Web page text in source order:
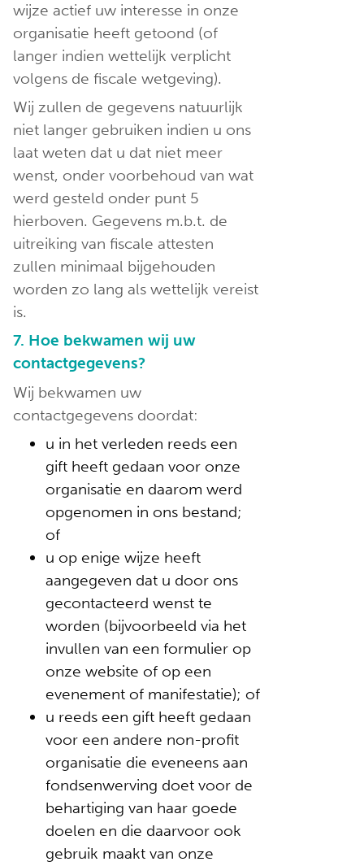
wijze actief uw interesse in onze
organisatie heeft getoond (of
langer indien wettelijk verplicht
volgens de fiscale wetgeving).
Wij zullen de gegevens natuurlijk
niet langer gebruiken indien u ons
laat weten dat u dat niet meer
wenst, onder voorbehoud van wat
werd gesteld onder punt 5
hierboven. Gegevens m.b.t. de
uitreiking van fiscale attesten
zullen minimaal bijgehouden
worden zo lang als wettelijk vereist
is.
7. Hoe bekwamen wij uw
contactgegevens?
Wij bekwamen uw
contactgegevens doordat:
u in het verleden reeds een
gift heeft gedaan voor onze
organisatie en daarom werd
opgenomen in ons bestand;
of
u op enige wijze heeft
aangegeven dat u door ons
gecontacteerd wenst te
worden (bijvoorbeeld via het
invullen van een formulier op
onze website of op een
evenement of manifestatie); of
u reeds een gift heeft gedaan
voor een andere non-profit
organisatie die eveneens aan
fondsenwerving doet voor de
behartiging van haar goede
doelen en die daarvoor ook
gebruik maakt van onze